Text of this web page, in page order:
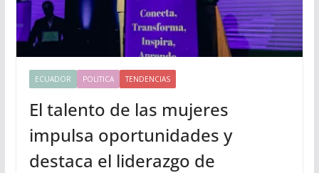
ECUADOR POLITICA TENDENCIAS
El talento de las mujeres
impulsa oportunidades y
destaca el liderazgo de